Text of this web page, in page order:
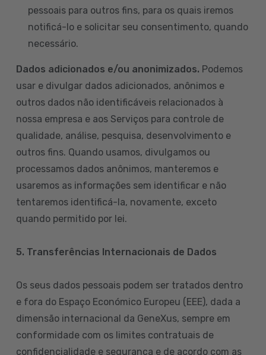
pessoais para outros fins, para os quais iremos
notificá-lo e solicitar seu consentimento, quando
necessário.
Dados adicionados e/ou anonimizados. Podemos
usar e divulgar dados adicionados, anônimos e
outros dados não identificáveis relacionados à
nossa empresa e aos Serviços para controle de
qualidade, análise, pesquisa, desenvolvimento e
outros fins. Quando usamos, divulgamos ou
processamos dados anônimos, manteremos e
usaremos as informações sem identificar e não
tentaremos identificá-la, novamente, exceto
quando permitido por lei.
5. Transferências Internacionais de Dados
Os seus dados pessoais podem ser tratados dentro
e fora do Espaço Económico Europeu (EEE), dada a
dimensão internacional da GeneXus, sempre em
conformidade com os limites contratuais de
confidencialidade e segurança e de acordo com as